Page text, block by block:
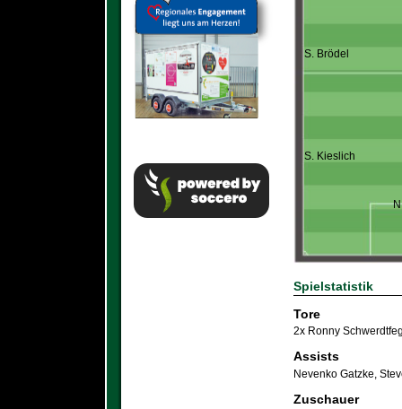
S. Brödel
S. Kieslich
Spielstatistik
Tore
2x Ronny
Assists
Nevenko Gatzke
Zuschauer